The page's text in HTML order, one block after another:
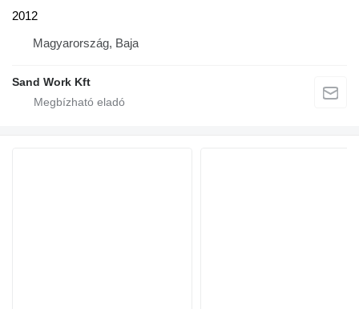
2012
Magyarország, Baja
Sand Work Kft